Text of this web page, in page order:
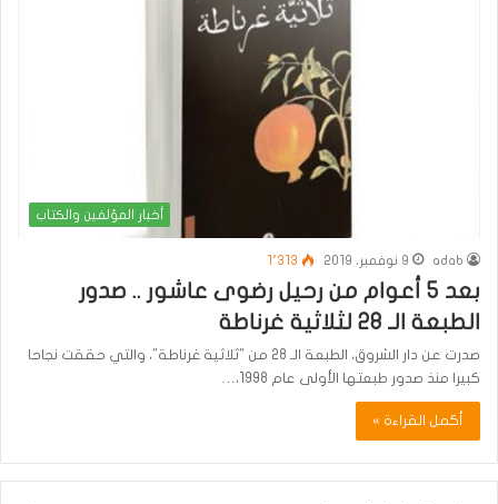
أخبار المؤلفين والكتاب
adab 9 نوفمبر، 2019 1٬313
بعد 5 أعوام من رحيل رضوى عاشور .. صدور
الطبعة الـ 28 لثلاثية غرناطة
صدرت عن دار الشروق، الطبعة الـ 28 من "ثلاثية غرناطة"، والتي حققت نجاحا
كبيرا منذ صدور طبعتها الأولى عام 1998،…
أكمل القراءة »